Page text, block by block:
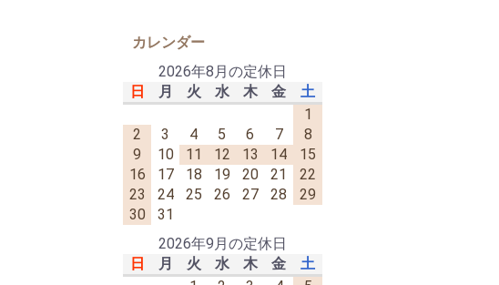
カレンダー
2026年8月の定休日
日
月 火 水 木 金
土
1
2
3 4 5 6 7
8
9
10 11 12 13 14
15
16
17 18 19 20 21
22
23
24 25 26 27 28
29
30
31
2026年9月の定休日
日
月 火 水 木 金
土